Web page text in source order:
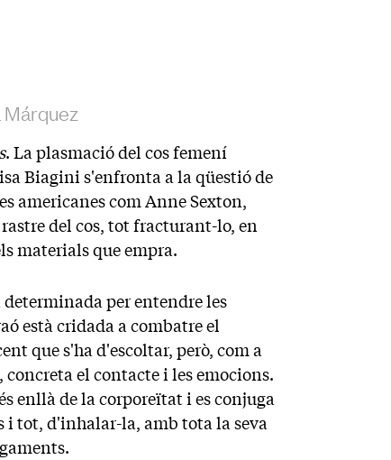
. La plasmació del cos femení
Biagini s'enfronta a la qüestió de
americanes com Anne Sexton,
del cos, tot fracturant-lo, en
materials que empra.
per entendre les
està cridada a combatre el
que s'ha d'escoltar, però, com a
el contacte i les emocions.
enllà de la corporeïtat i es conjuga
tot, d'inhalar-la, amb tota la seva